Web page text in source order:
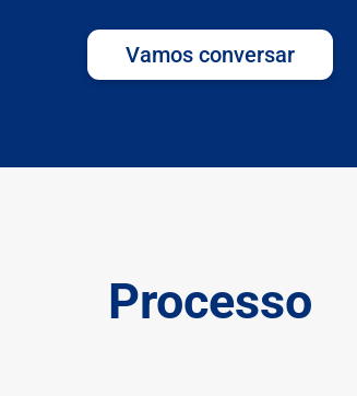
Vamos conversar
Processo